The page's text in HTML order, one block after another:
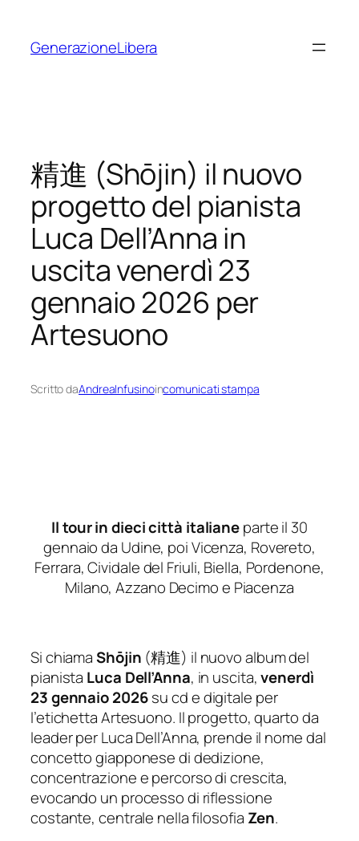
contenuto
GenerazioneLibera
精進 (Shōjin) il nuovo
progetto del pianista
Luca Dell’Anna in
uscita venerdì 23
gennaio 2026 per
Artesuono
Scritto daAndreaInfusinoincomunicati stampa
Il tour in dieci città italianeparte il 30
gennaio da Udine, poi Vicenza, Rovereto,
Ferrara, Cividale del Friuli, Biella, Pordenone,
Milano, Azzano Decimo e Piacenza
Si chiamaShōjin (精進) il nuovo album del
pianista Luca Dell’Anna, in uscita,venerdì
23 gennaio 2026su cd e digitale per
l’etichetta Artesuono. Il progetto, quarto da
leader per Luca Dell’Anna, prende il nome dal
concetto giapponese di dedizione,
concentrazione e percorso di crescita,
evocando un processo di riflessione
costante, centrale nella filosofia Zen.